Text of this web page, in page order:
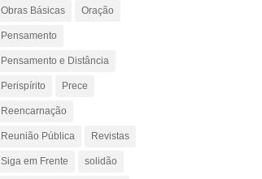
Obras Básicas Oração
Pensamento
Pensamento e Distância
Perispírito Prece
Reencarnação
Reunião Pública Revistas
Siga em Frente solidão